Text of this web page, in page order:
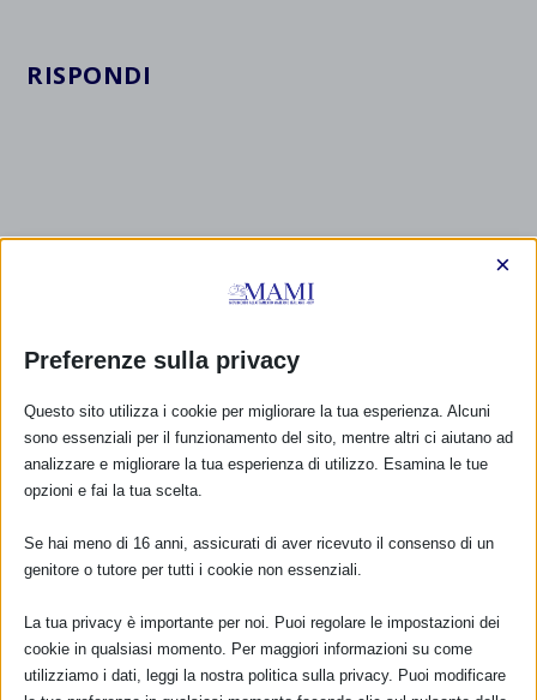
RISPONDI
CALENDARIO EVENTI
Preferenze sulla privacy
×
Questo sito utilizza i cookie per migliorare la tua esperienza. Alcuni
sono essenziali per il funzionamento del sito, mentre altri ci aiutano ad
analizzare e migliorare la tua esperienza di utilizzo. Esamina le tue
opzioni e fai la tua scelta.
Se hai meno di 16 anni, assicurati di aver ricevuto il consenso di un
genitore o tutore per tutti i cookie non essenziali.
La tua privacy è importante per noi. Puoi regolare le impostazioni dei
cookie in qualsiasi momento. Per maggiori informazioni su come
utilizziamo i dati, leggi la nostra politica sulla privacy. Puoi modificare